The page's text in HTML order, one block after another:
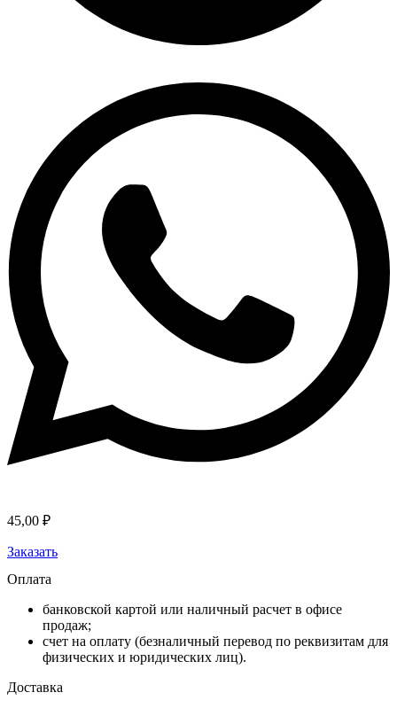
45,00 ₽
Заказать
Оплата
банковской картой или наличный расчет в офисе
продаж;
счет на оплату (безналичный перевод по реквизитам для
физических и юридических лиц).
Доставка